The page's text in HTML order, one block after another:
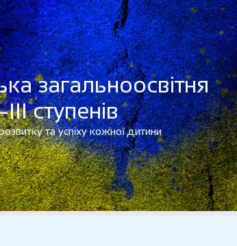
загальноосвітня
ступенів
та успіху кожної дитини